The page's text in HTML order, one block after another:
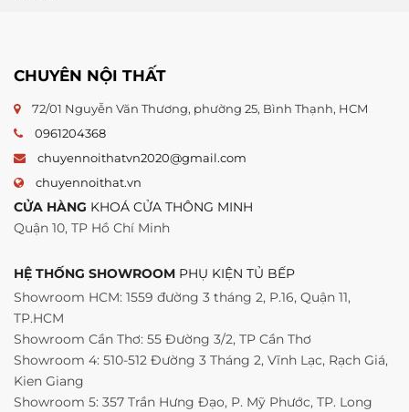
CHUYÊN NỘI THẤT
72/01 Nguyễn Văn Thương, phường 25, Bình Thạnh, HCM
0961204368
chuyennoithatvn2020@gmail.com
chuyennoithat.vn
CỬA HÀNG KHOÁ CỬA THÔNG MINH
Quận 10, TP Hồ Chí Minh
HỆ THỐNG SHOWROOM PHỤ KIỆN TỦ BẾP
Showroom HCM: 1559 đường 3 tháng 2, P.16, Quận 11,
TP.HCM
Showroom Cần Thơ: 55 Đường 3/2, TP Cần Thơ
Showroom 4: 510-512 Đường 3 Tháng 2, Vĩnh Lạc, Rạch Giá,
Kien Giang
Showroom 5: 357 Trần Hưng Đạo, P. Mỹ Phước, TP. Long